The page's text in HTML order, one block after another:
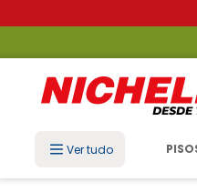
Ver tudo